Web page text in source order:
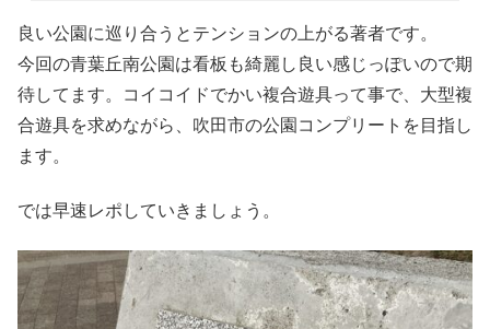
良い公園に巡り合うとテンションの上がる著者です。
今回の青葉丘南公園は看板も綺麗し良い感じっぽいので期
待してます。コイコイドでかい複合遊具って事で、大型複
合遊具を求めながら、吹田市の公園コンプリートを目指し
ます。
では早速レポしていきましょう。